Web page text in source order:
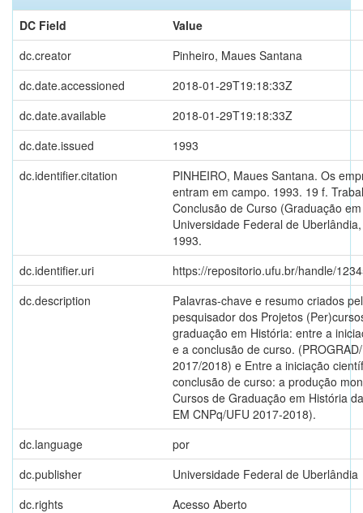
DC Field
Value
dc.creator
Pinheiro, Maues Santana
dc.date.accessioned
2018-01-29T19:18:33Z
dc.date.available
2018-01-29T19:18:33Z
dc.date.issued
1993
dc.identifier.citation
PINHEIRO, Maues Santana. Os
entram em campo. 1993. 19 f.
Conclusão de Curso (Graduação
Universidade Federal de
1993.
dc.identifier.uri
https://repositorio.ufu.br/handle/
dc.description
Palavras-chave e resumo criados
pesquisador dos Projetos
graduação em História: entre a
e a conclusão de curso.
2017/2018) e Entre a iniciação
conclusão de curso: a produção
Cursos de Graduação em História
EM CNPq/UFU 2017-2018).
dc.language
por
dc.publisher
Universidade Federal de Uberlândia
dc.rights
Acesso Aberto